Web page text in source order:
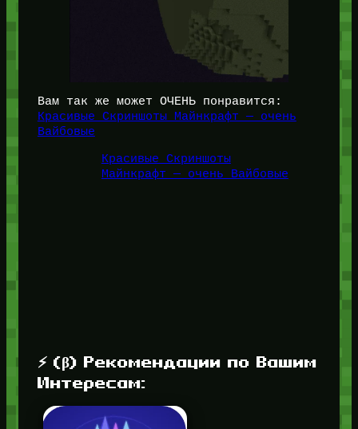
Вам так же может ОЧЕНЬ понравится:
Красивые Скриншоты Майнкрафт — очень
Вайбовые
Красивые Скриншоты
Майнкрафт — очень Вайбовые
⚡ (β) Рекомендации по Вашим
Интересам: